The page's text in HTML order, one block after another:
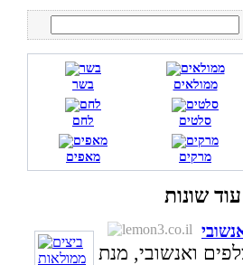
בשר ממולאים
לחם סלטים
מאפים מרקים
ואנשובי, מנת